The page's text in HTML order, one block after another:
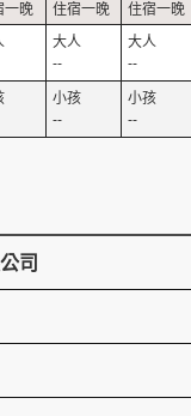
--
--
--
--
司